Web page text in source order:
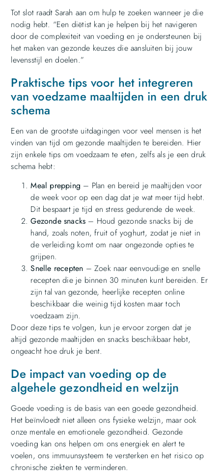
Tot slot raadt Sarah aan om hulp te zoeken wanneer je die
nodig hebt. “Een diëtist kan je helpen bij het navigeren
door de complexiteit van voeding en je ondersteunen bij
het maken van gezonde keuzes die aansluiten bij jouw
levensstijl en doelen.”
Praktische tips voor het integreren
van voedzame maaltijden in een druk
schema
Een van de grootste uitdagingen voor veel mensen is het
vinden van tijd om gezonde maaltijden te bereiden. Hier
zijn enkele tips om voedzaam te eten, zelfs als je een druk
schema hebt:
Meal prepping – Plan en bereid je maaltijden voor
de week voor op een dag dat je wat meer tijd hebt.
Dit bespaart je tijd en stress gedurende de week.
Gezonde snacks – Houd gezonde snacks bij de
hand, zoals noten, fruit of yoghurt, zodat je niet in
de verleiding komt om naar ongezonde opties te
grijpen.
Snelle recepten – Zoek naar eenvoudige en snelle
recepten die je binnen 30 minuten kunt bereiden. Er
zijn tal van gezonde, heerlijke recepten online
beschikbaar die weinig tijd kosten maar toch
voedzaam zijn.
Door deze tips te volgen, kun je ervoor zorgen dat je
altijd gezonde maaltijden en snacks beschikbaar hebt,
ongeacht hoe druk je bent.
De impact van voeding op de
algehele gezondheid en welzijn
Goede voeding is de basis van een goede gezondheid.
Het beïnvloedt niet alleen ons fysieke welzijn, maar ook
onze mentale en emotionele gezondheid. Gezonde
voeding kan ons helpen om ons energiek en alert te
voelen, ons immuunsysteem te versterken en het risico op
chronische ziekten te verminderen.